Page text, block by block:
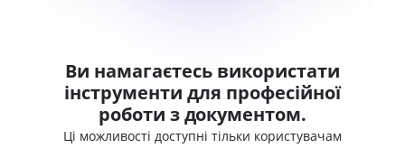
Ви намагаєтесь використати
інструменти для професійної
роботи з документом.
Ці можливості доступні тільки користувачам